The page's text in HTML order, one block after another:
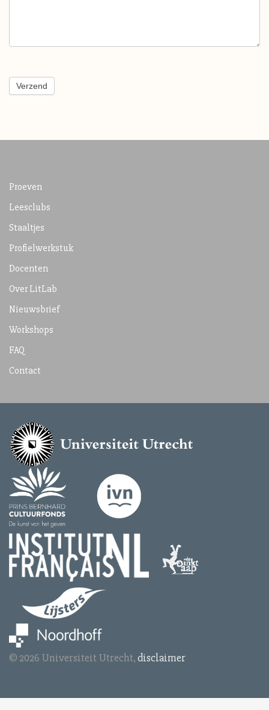
Verzend
Proeven
Leesclubs
Staaltjes
Profielwerkstuk
Docenten
Over LitLab
Nieuwsbrief
Workshops
FAQ
Contact
© 2026 Universiteit Utrecht,disclaimer